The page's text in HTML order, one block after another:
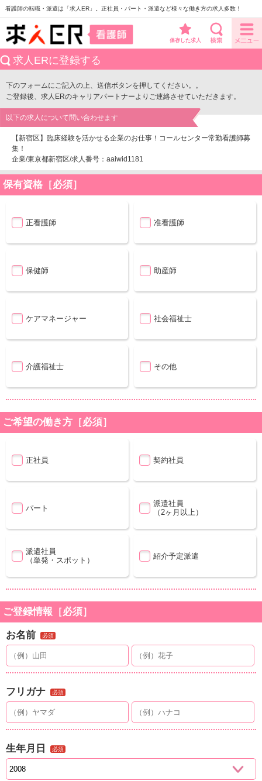
看護師の転職・派遣は「求人ER」。正社員・パート・派遣など様々な働き方の求人多数！
保存した求人
求人ERに登録する
下のフォームにご記入の上、送信ボタンを押してください。。
ご登録後、求人ERのキャリアパートナーよりご連絡させていただきます。
以下の求人について問い合わせます
【新宿区】臨床経験を活かせる企業のお仕事！コールセンター常勤看護師募
集！
企業/東京都新宿区/求人番号：aaiwid1181
保有資格［必須］
正看護師 准看護師
保健師 助産師
ケアマネージャー 社会福祉士
介護福祉士 その他
ご希望の働き方［必須］
正社員 契約社員
パート
派遣社員
（2ヶ月以上）
派遣社員
（単発・スポット）
紹介予定派遣
ご登録情報［必須］
お名前 必須
フリガナ 必須
生年月日 必須